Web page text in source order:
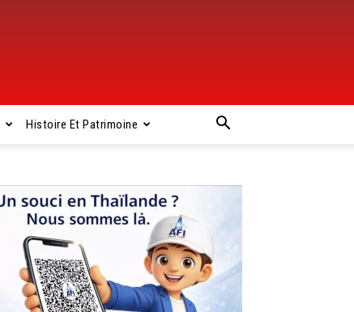
Histoire Et Patrimoine